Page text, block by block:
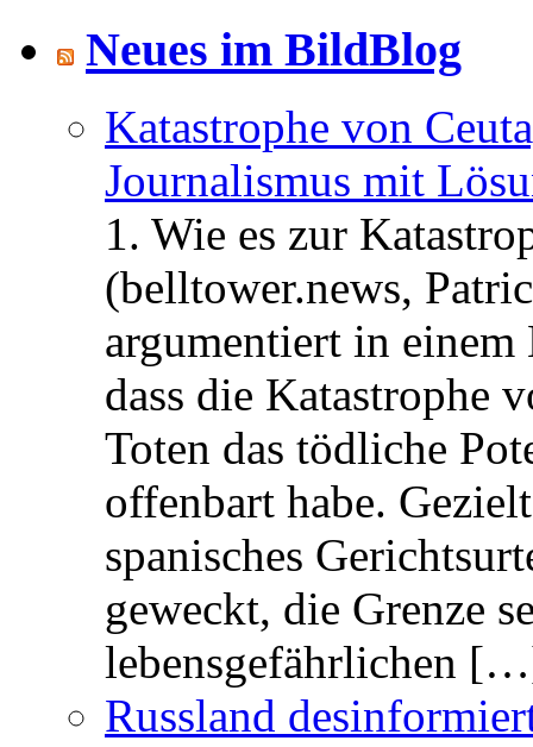
Neues im BildBlog
Katastrophe von
Journalismus mit
1. Wie es zur
(belltower.news,
argumentiert in
dass die Katastrophe
Toten das tödliche
offenbart habe.
spanisches
geweckt, die Grenze
lebensgefährlichen
Russland